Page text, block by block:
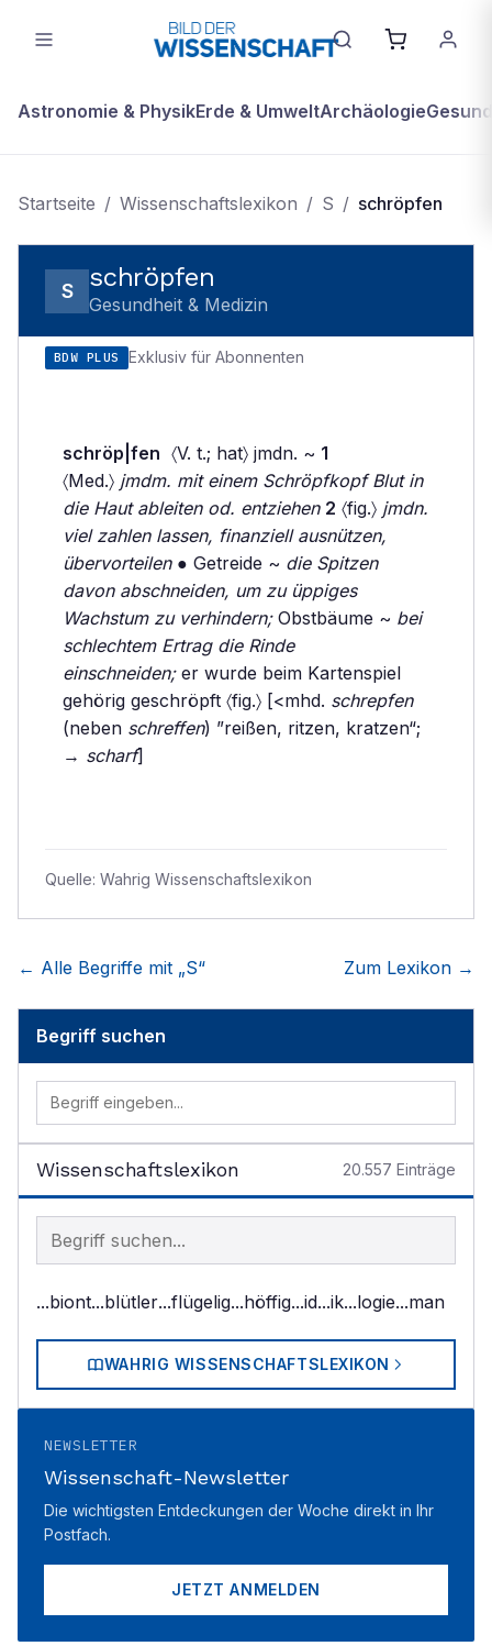
Astronomie & PhysikErde & UmweltArchäologie
Startseite / Wissenschaftslexikon / S / schröpfen
S schröpfen
Gesundheit & Medizin
BDW PLUS Exklusiv für Abonnenten
schröp|fen 〈V. t.; hat〉 jmdn. ~ 1
〈Med.〉 jmdm. mit einem Schröpfkopf Blut in
die Haut ableiten od. entziehen 2 〈fig.〉 jmdn.
viel zahlen lassen, finanziell ausnützen,
übervorteilen● Getreide ~ die Spitzen
davon abschneiden, um zu üppiges
Wachstum zu verhindern;Obstbäume ~ bei
schlechtem Ertrag die Rinde
einschneiden;er wurde beim Kartenspiel
gehörig geschröpft 〈fig.〉 [<mhd. schrepfen
(neben schreffen) ”reißen, ritzen, kratzen“;
→ scharf]
Quelle: Wahrig Wissenschaftslexikon
← Alle Begriffe mit „S“ Zum Lexikon →
Begriff suchen
Wissenschaftslexikon 20.557 Einträge
Begriff im Lexikon suchen
...biont...blütler...flügelig...höffig...id...ik...logie...man
WAHRIG WISSENSCHAFTSLEXIKON
NEWSLETTER
Wissenschaft-Newsletter
Die wichtigsten Entdeckungen der Woche direkt in Ihr
Postfach.
JETZT ANMELDEN